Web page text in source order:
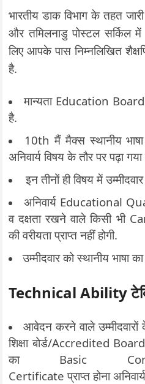
भारतीय डाक विभाग के तहत
और तमिलनाडु पोस्टल सर्किल
लिए आपके पास निम्नलिखित
है.
मान्यता Education
है.
10th मैं मैक्स स्थानीय
अनिवार्य विषय के तौर पर पढ़ा गया
इन तीनों ही विषय में
अनिवार्य Educational
व दक्षता रखने वाले किसी भी
की वरीयता प्राप्त नहीं होगी.
उम्मीदवार को स्थानीय भाषा
Technical Ability
आवेदन करने वाले उम्मीदवारों
शिक्षा बोर्ड/Accredited
का Basic
Certificate प्राप्त होना